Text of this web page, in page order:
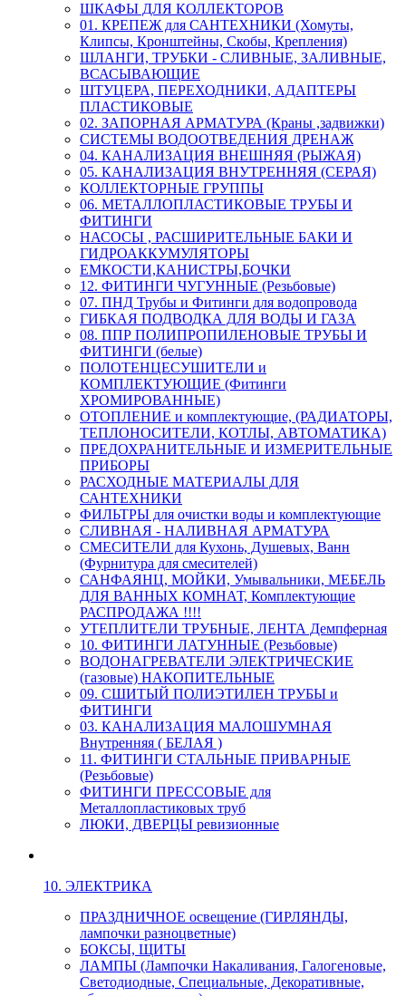
ШКАФЫ ДЛЯ КОЛЛЕКТОРОВ
01. КРЕПЕЖ для САНТЕХНИКИ (Хомуты,
Клипсы, Кронштейны, Скобы, Крепления)
ШЛАНГИ, ТРУБКИ - СЛИВНЫЕ, ЗАЛИВНЫЕ,
ВСАСЫВАЮЩИЕ
ШТУЦЕРА, ПЕРЕХОДНИКИ, АДАПТЕРЫ
ПЛАСТИКОВЫЕ
02. ЗАПОРНАЯ АРМАТУРА (Краны ,задвижки)
СИСТЕМЫ ВОДООТВЕДЕНИЯ ДРЕНАЖ
04. КАНАЛИЗАЦИЯ ВНЕШНЯЯ (РЫЖАЯ)
05. КАНАЛИЗАЦИЯ ВНУТРЕННЯЯ (СЕРАЯ)
КОЛЛЕКТОРНЫЕ ГРУППЫ
06. МЕТАЛЛОПЛАСТИКОВЫЕ ТРУБЫ И
ФИТИНГИ
НАСОСЫ , РАСШИРИТЕЛЬНЫЕ БАКИ И
ГИДРОАККУМУЛЯТОРЫ
ЕМКОСТИ,КАНИСТРЫ,БОЧКИ
12. ФИТИНГИ ЧУГУННЫЕ (Резьбовые)
07. ПНД Трубы и Фитинги для водопровода
ГИБКАЯ ПОДВОДКА ДЛЯ ВОДЫ И ГАЗА
08. ППР ПОЛИПРОПИЛЕНОВЫЕ ТРУБЫ И
ФИТИНГИ (белые)
ПОЛОТЕНЦЕСУШИТЕЛИ и
КОМПЛЕКТУЮЩИЕ (Фитинги
ХРОМИРОВАННЫЕ)
ОТОПЛЕНИЕ и комплектующие, (РАДИАТОРЫ,
ТЕПЛОНОСИТЕЛИ, КОТЛЫ, АВТОМАТИКА)
ПРЕДОХРАНИТЕЛЬНЫЕ И ИЗМЕРИТЕЛЬНЫЕ
ПРИБОРЫ
РАСХОДНЫЕ МАТЕРИАЛЫ ДЛЯ
САНТЕХНИКИ
ФИЛЬТРЫ для очистки воды и комплектующие
СЛИВНАЯ - НАЛИВНАЯ АРМАТУРА
СМЕСИТЕЛИ для Кухонь, Душевых, Ванн
(Фурнитура для смесителей)
САНФАЯНЦ, МОЙКИ, Умывальники, МЕБЕЛЬ
ДЛЯ ВАННЫХ КОМНАТ, Комплектующие
РАСПРОДАЖА !!!!
УТЕПЛИТЕЛИ ТРУБНЫЕ, ЛЕНТА Демпферная
10. ФИТИНГИ ЛАТУННЫЕ (Резьбовые)
ВОДОНАГРЕВАТЕЛИ ЭЛЕКТРИЧЕСКИЕ
(газовые) НАКОПИТЕЛЬНЫЕ
09. СШИТЫЙ ПОЛИЭТИЛЕН ТРУБЫ и
ФИТИНГИ
03. КАНАЛИЗАЦИЯ МАЛОШУМНАЯ
Внутренняя ( БЕЛАЯ )
11. ФИТИНГИ СТАЛЬНЫЕ ПРИВАРНЫЕ
(Резьбовые)
ФИТИНГИ ПРЕССОВЫЕ для
Металлопластиковых труб
ЛЮКИ, ДВЕРЦЫ ревизионные
10. ЭЛЕКТРИКА
ПРАЗДНИЧНОЕ освещение (ГИРЛЯНДЫ,
лампочки разноцветные)
БОКСЫ, ЩИТЫ
ЛАМПЫ (Лампочки Накаливания, Галогеновые,
Светодиодные, Специальные, Декоративные,